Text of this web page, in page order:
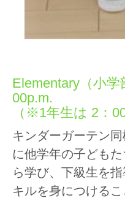
Elementary（小
00p.m.
（※1年生は 2：
キンダーガーテン
に他学年の子ども
ら学び、下級生を
キルを身につけるこ